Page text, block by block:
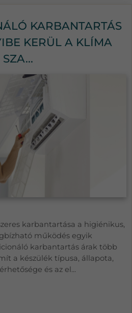
KARBANTARTÁS
KERÜL A KLÍMA
SZA...
karbantartása a higiénikus,
működés egyik
karbantartás árak több
a készülék típusa, állapota,
és az el...